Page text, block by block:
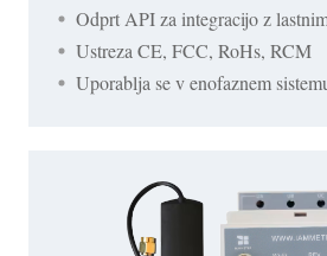
Odprt API za integracijo z
Ustreza CE, FCC, RoHs, RCM
Uporablja se v enofaznem